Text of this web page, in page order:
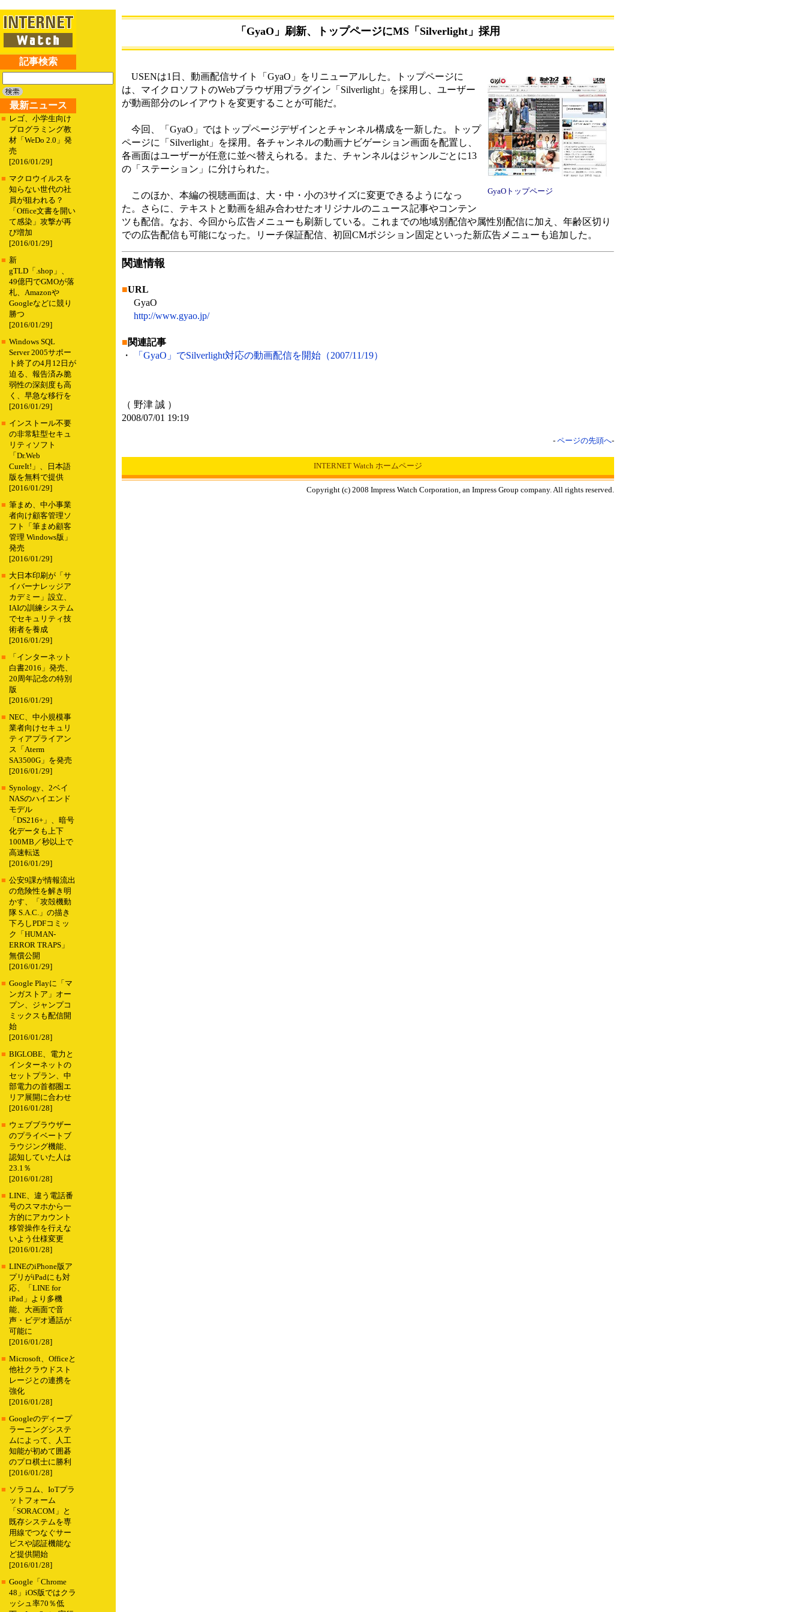
記事検索
最新ニュース
■ レゴ、小学生向け
プログラミング教
材「WeDo 2.0」発
売
[2016/01/29]
■ マクロウイルスを
知らない世代の社
員が狙われる？
「Office文書を開い
て感染」攻撃が再
び増加
[2016/01/29]
■ 新
gTLD「.shop」、
49億円でGMOが落
札、Amazonや
Googleなどに競り
勝つ
[2016/01/29]
■ Windows SQL
Server 2005サポー
ト終了の4月12日が
迫る、報告済み脆
弱性の深刻度も高
く、早急な移行を
[2016/01/29]
■ インストール不要
の非常駐型セキュ
リティソフト
「Dr.Web
CureIt!」、日本語
版を無料で提供
[2016/01/29]
■ 筆まめ、中小事業
者向け顧客管理ソ
フト「筆まめ顧客
管理 Windows版」
発売
[2016/01/29]
■ 大日本印刷が「サ
イバーナレッジア
カデミー」設立、
IAIの訓練システム
でセキュリティ技
術者を養成
[2016/01/29]
■
「インターネット
白書2016」発売、
20周年記念の特別
版
[2016/01/29]
■ NEC、中小規模事
業者向けセキュリ
ティアプライアン
ス「Aterm
SA3500G」を発売
[2016/01/29]
■ Synology、2ベイ
NASのハイエンド
モデル
「DS216+」、暗号
化データも上下
100MB／秒以上で
高速転送
[2016/01/29]
■ 公安9課が情報流出
の危険性を解き明
かす、「攻殻機動
隊 S.A.C.」の描き
下ろしPDFコミッ
ク「HUMAN-
ERROR TRAPS」
無償公開
[2016/01/29]
■ Google Playに「マ
ンガストア」オー
プン、ジャンプコ
ミックスも配信開
始
[2016/01/28]
■ BIGLOBE、電力と
インターネットの
セットプラン、中
部電力の首都圏エ
リア展開に合わせ
[2016/01/28]
■ ウェブブラウザー
のプライベートブ
ラウジング機能、
認知していた人は
23.1％
[2016/01/28]
■ LINE、違う電話番
号のスマホから一
方的にアカウント
移管操作を行えな
いよう仕様変更
[2016/01/28]
■ LINEのiPhone版ア
プリがiPadにも対
応、「LINE for
iPad」より多機
能、大画面で音
声・ビデオ通話が
可能に
[2016/01/28]
■ Microsoft、Officeと
他社クラウドスト
レージとの連携を
強化
[2016/01/28]
■ Googleのディープ
ラーニングシステ
ムによって、人工
知能が初めて囲碁
のプロ棋士に勝利
[2016/01/28]
■ ソラコム、IoTプラ
ットフォーム
「SORACOM」と
既存システムを専
用線でつなぐサー
ビスや認証機能な
ど提供開始
[2016/01/28]
■ Google「Chrome
48」iOS版ではクラ
ッシュ率70％低
「GyaO」刷新、トップページにMS「Silverlight」採用
GyaOトップページ
USENは1日、動画配信サイト「GyaO」をリニューアルした。トップページに
は、マイクロソフトのWebブラウザ用プラグイン「Silverlight」を採用し、ユーザー
が動画部分のレイアウトを変更することが可能だ。
今回、「GyaO」ではトップページデザインとチャンネル構成を一新した。トップ
ページに「Silverlight」を採用。各チャンネルの動画ナビゲーション画面を配置し、
各画面はユーザーが任意に並べ替えられる。また、チャンネルはジャンルごとに13
の「ステーション」に分けられた。
このほか、本編の視聴画面は、大・中・小の3サイズに変更できるようになっ
た。さらに、テキストと動画を組み合わせたオリジナルのニュース記事やコンテン
ツも配信。なお、今回から広告メニューも刷新している。これまでの地域別配信や属性別配信に加え、年齢区切り
での広告配信も可能になった。リーチ保証配信、初回CMポジション固定といった新広告メニューも追加した。
関連情報
■URL
GyaO
http://www.gyao.jp/
■関連記事
・
「GyaO」でSilverlight対応の動画配信を開始（2007/11/19）
（ 野津 誠 ）
2008/07/01 19:19
- ページの先頭へ-
INTERNET Watch ホームページ
Copyright (c) 2008 Impress Watch Corporation, an Impress Group company. All rights reserved.